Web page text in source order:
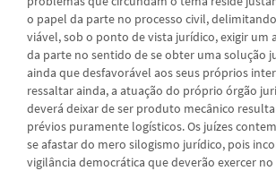
o papel da parte no processo civil,
viável, sob o ponto de vista jurídico, exigir um
da parte no sentido de se obter uma solução
ainda que desfavorável aos seus próprios
ressaltar ainda, a atuação do próprio órgão
deverá deixar de ser produto mecânico
prévios puramente logísticos. Os juízes
se afastar do mero silogismo jurídico, pois
vigilância democrática que deverão exercer